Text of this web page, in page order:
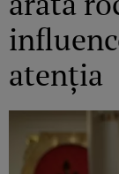
atenția